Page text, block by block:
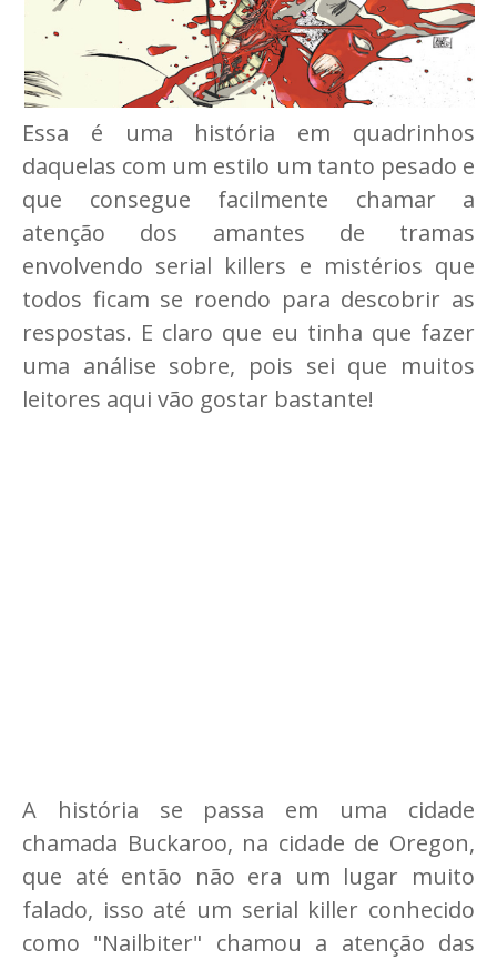
Essa é uma história em quadrinhos
daquelas com um estilo um tanto pesado e
que consegue facilmente chamar a
atenção dos amantes de tramas
envolvendo serial killers e mistérios que
todos ficam se roendo para descobrir as
respostas. E claro que eu tinha que fazer
uma análise sobre, pois sei que muitos
leitores aqui vão gostar bastante!
A história se passa em uma cidade
chamada Buckaroo, na cidade de Oregon,
que até então não era um lugar muito
falado, isso até um serial killer conhecido
como "Nailbiter" chamou a atenção das